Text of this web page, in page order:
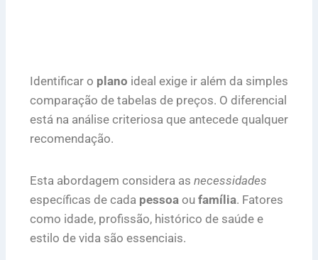
Identificar o plano ideal exige ir além da simples
comparação de tabelas de preços. O diferencial
está na análise criteriosa que antecede qualquer
recomendação.
Esta abordagem considera as necessidades
específicas de cada pessoa ou família. Fatores
como idade, profissão, histórico de saúde e
estilo de vida são essenciais.